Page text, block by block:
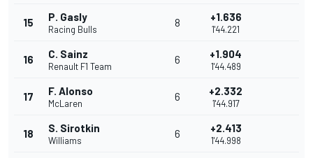
15 P. Gasly
Racing Bulls
8 +1.636
1'44.221
16 C. Sainz
Renault F1 Team
6 +1.904
1'44.489
17 F. Alonso
McLaren
6 +2.332
1'44.917
18 S. Sirotkin
Williams
6 +2.413
1'44.998